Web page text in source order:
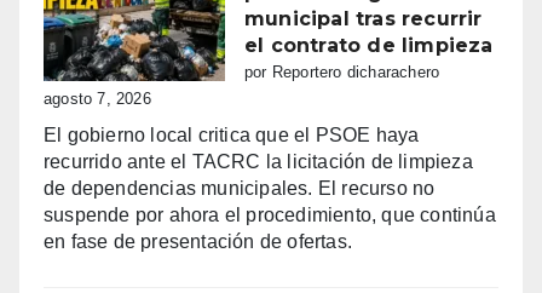
municipal tras recurrir
el contrato de limpieza
por Reportero dicharachero
agosto 7, 2026
El gobierno local critica que el PSOE haya
recurrido ante el TACRC la licitación de limpieza
de dependencias municipales. El recurso no
suspende por ahora el procedimiento, que continúa
en fase de presentación de ofertas.